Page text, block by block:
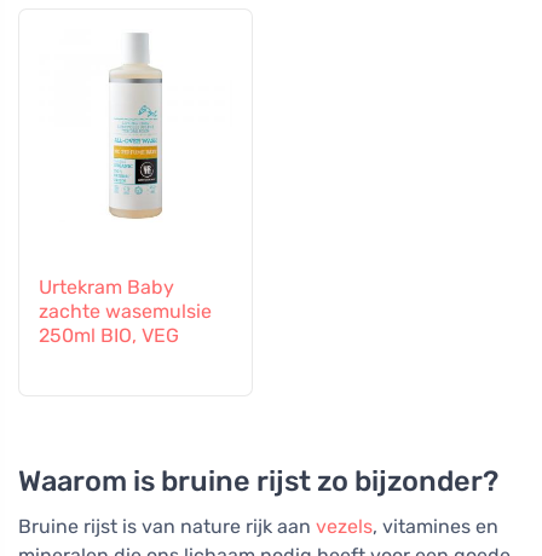
Urtekram Baby
zachte wasemulsie
250ml BIO, VEG
Waarom is bruine rijst zo bijzonder?
Bruine rijst is van nature rijk aan vezels, vitamines en